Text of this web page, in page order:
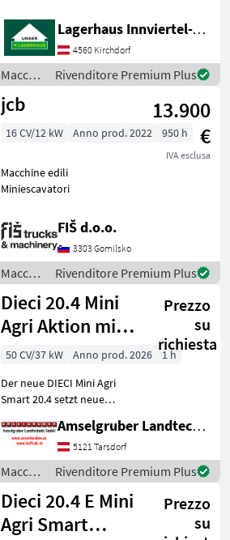
Stapleraufnahme -
Auslaufschieber hinten und
rechts - Auslaufrutsche -
Sackaufreißer
Lagerhaus Innviertel-Traunviertel-Urfahr eGen, Kirchdorf
4560 Kirchdorf
Macchine
edili /
Sonstige
Rivenditore Premium Plus
jcb
13.900
€
IVA esclusa
16 CV/12 kW Anno prod. 2022 950 h
Macchine edili
Miniescavatori
FIŠ d.o.o.
3303 Gomilsko
Macchine
edili /
JCB
Rivenditore Premium Plus
Dieci 20.4 Mini
Agri Aktion mit
Österreichpaket
Prezzo
su
richiesta
50 CV/37 kW Anno prod. 2026
1 h
Der neue DIECI Mini Agri
Smart 20.4 setzt neue
Teleskopladermarkt. Stufe
5 Motor - -Größte Kabine
(Baugleich vom Modell 26.6
Mini Agri) -50
Amselgruber Landtechnik GmbH
5121 Tarsdorf
Macchine
edili /
Dieci
Rivenditore Premium Plus
Dieci 20.4 E Mini
Agri Smart
Prezzo
su